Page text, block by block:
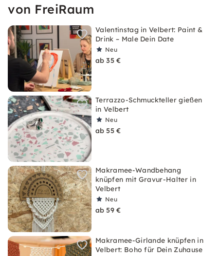
von FreiRaum
Valentinstag in Velbert: Paint &
Drink – Male Dein Date
Neu
ab 35 €
Terrazzo-Schmuckteller gießen
in Velbert
Neu
ab 55 €
Makramee-Wandbehang
knüpfen mit Gravur-Halter in
Velbert
Neu
ab 59 €
Makramee-Girlande knüpfen in
Velbert: Boho für Dein Zuhause